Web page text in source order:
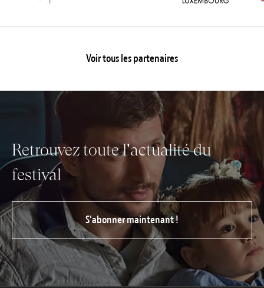
Voir tous les partenaires
Retrouvez toute l'actualité du
festival
S’abonner maintenant !